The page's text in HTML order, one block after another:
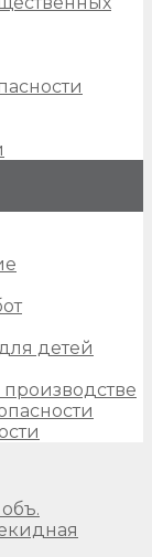
детей
производстве